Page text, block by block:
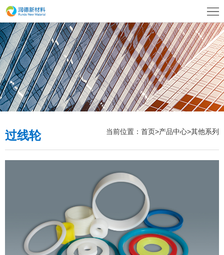
首
页
关
于
我
们
荣
誉
资
产
品
心
联
我
过线轮 当前位置： 首页>产品中心>其他系列